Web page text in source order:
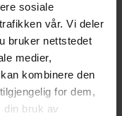
sosiale
vår. Vi deler
bruker nettstedet
medier,
kombinere den
for dem,
din bruk av